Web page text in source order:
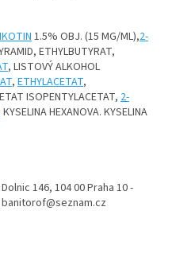
1.5% OBJ. (15 MG/ML),2-
ETHYLBUTYRAT,
, LISTOVÝ ALKOHOL
, ETHYLACETAT,
ISOPENTYLACETAT, 2-
KYSELINA HEXANOVA. KYSELINA
146, 104 00 Praha 10 -
banitorof@seznam.cz